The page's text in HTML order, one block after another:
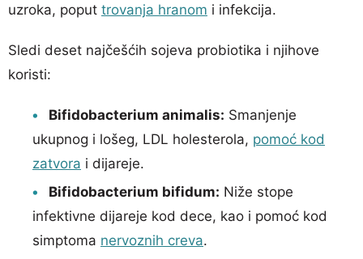
uzroka, poput trovanja hranom i infekcija.
Sledi deset najčešćih sojeva probiotika i njihove
koristi:
Bifidobacterium animalis: Smanjenje
ukupnog i lošeg, LDL holesterola, pomoć kod
zatvora i dijareje.
Bifidobacterium bifidum: Niže stope
infektivne dijareje kod dece, kao i pomoć kod
simptoma nervoznih creva.